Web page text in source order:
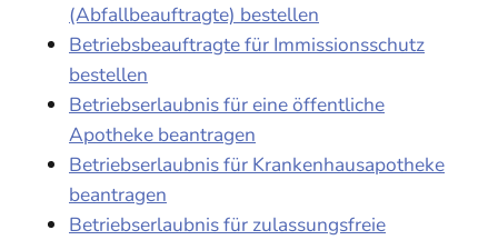
(Abfallbeauftragte) bestellen
Betriebsbeauftragte für Immissionsschutz
bestellen
Betriebserlaubnis für eine öffentliche
Apotheke beantragen
Betriebserlaubnis für Krankenhausapotheke
beantragen
Betriebserlaubnis für zulassungsfreie